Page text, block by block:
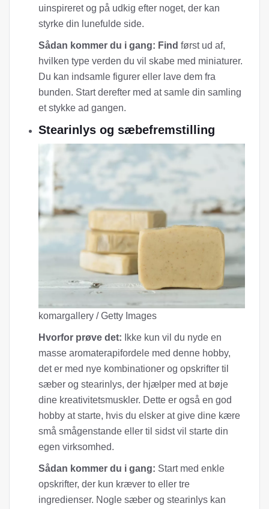
uinspireret og på udkig efter noget, der kan
styrke din lunefulde side.
Sådan kommer du i gang: Find først ud af,
hvilken type verden du vil skabe med miniaturer.
Du kan indsamle figurer eller lave dem fra
bunden. Start derefter med at samle din samling
et stykke ad gangen.
Stearinlys og sæbefremstilling
komargallery / Getty Images
Hvorfor prøve det: Ikke kun vil du nyde en
masse aromaterapifordele med denne hobby,
det er med nye kombinationer og opskrifter til
sæber og stearinlys, der hjælper med at bøje
dine kreativitetsmuskler. Dette er også en god
hobby at starte, hvis du elsker at give dine kære
små smågenstande eller til sidst vil starte din
egen virksomhed.
Sådan kommer du i gang: Start med enkle
opskrifter, der kun kræver to eller tre
ingredienser. Nogle sæber og stearinlys kan